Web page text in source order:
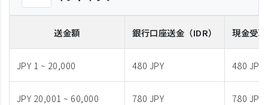
送金額 銀行口座送金 （IDR） 現金受取
JPY 1 ~ 20,000 480 JPY 480 JPY
JPY 20,001 ~ 60,000 780 JPY 780 JPY